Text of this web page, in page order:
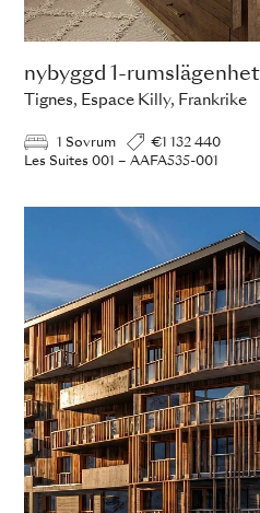
nybyggd 1-rumslägenhet
Tignes, Espace Killy, Frankrike
1 Sovrum
€1 132 440
Les Suites 001 – AAFA535-001